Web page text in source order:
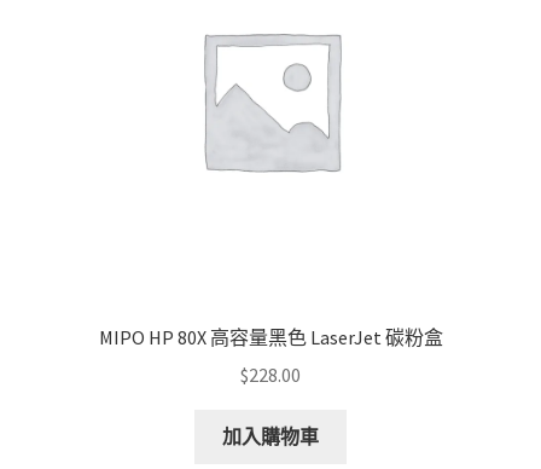
MIPO HP 80X 高容量黑色 LaserJet 碳粉盒
$228.00
加入購物車